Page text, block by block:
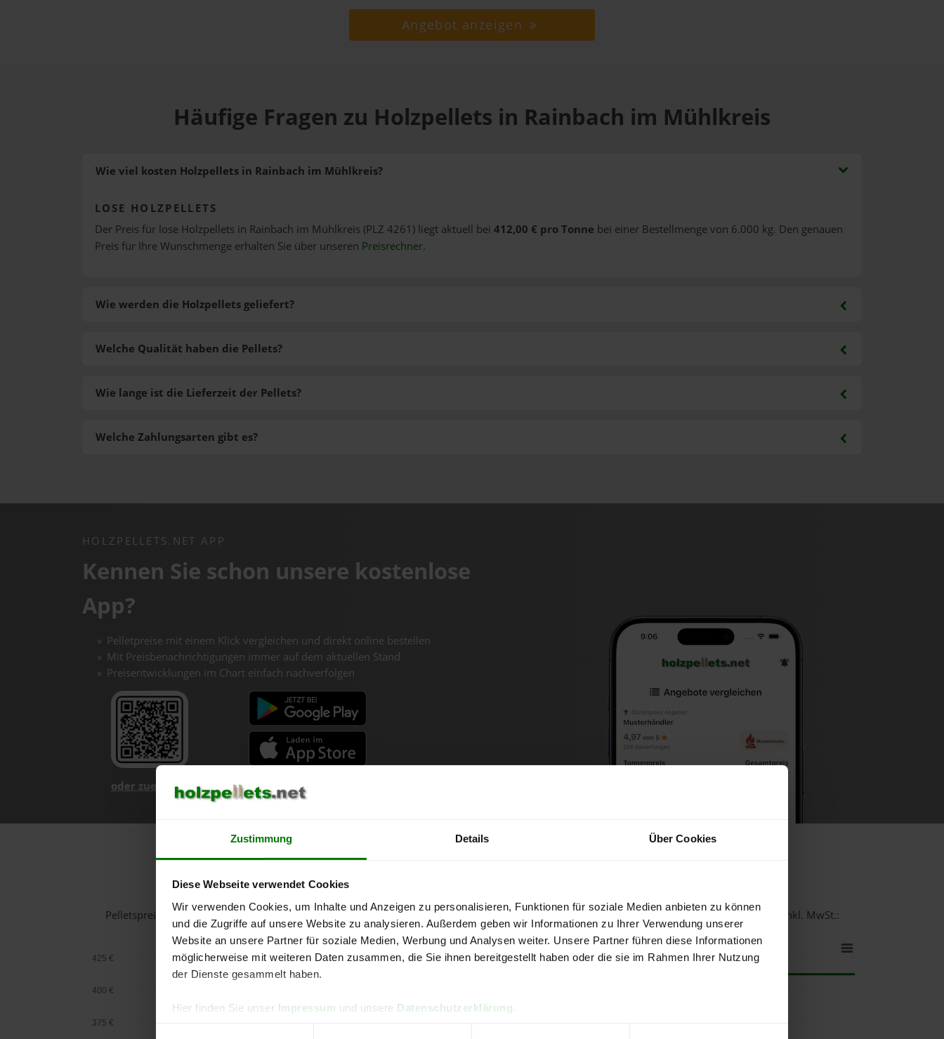
Zustimmung Details Über Cookies
Diese Webseite verwendet Cookies
Wir verwenden Cookies, um Inhalte und Anzeigen zu personalisieren, Funktionen für soziale Medien anbieten zu können
und die Zugriffe auf unsere Website zu analysieren. Außerdem geben wir Informationen zu Ihrer Verwendung unserer
Website an unsere Partner für soziale Medien, Werbung und Analysen weiter. Unsere Partner führen diese Informationen
möglicherweise mit weiteren Daten zusammen, die Sie ihnen bereitgestellt haben oder die sie im Rahmen Ihrer Nutzung
der Dienste gesammelt haben.
Hier finden Sie unser Impressum und unsere Datenschutzerklärung
Angebot anzeigen
Häufige Fragen zu Holzpellets in Rainbach im Mühlkreis
Wie viel kosten Holzpellets in Rainbach im Mühlkreis?
LOSE HOLZPELLETS
Der Preis für lose Holzpellets in Rainbach im Mühlkreis (PLZ 4261) liegt aktuell bei 412,00 € pro Tonne bei einer Bestellmenge von 6.000 kg. Den genauen
Preis für Ihre Wunschmenge erhalten Sie über unseren Preisrechner.
Wie werden die Holzpellets geliefert?
Welche Zahlungsarten gibt es?
Welche Qualität haben die Pellets?
Wie lange ist die Lieferzeit der Pellets?
HOLZPELLETS.NET APP
Kennen Sie schon unsere kostenlose
App?
Pelletpreise mit einem Klick vergleichen und direkt online bestellen
Mit Preisbenachrichtigungen immer auf dem aktuellen Stand
Preisentwicklungen im Chart einfach nachverfolgen
oder zuerst mehr über unsere App erfahren
Holzpellets-Chart für Rainbach im Mühlkreis
Pelletspreise in Rainbach im Mühlkreis für 1 Tonne bei Abnahmevon 6 Tonnen loser Warein DINplus-/ENplus-Qualität bei einer Lieferstelle inkl. MwSt.:
375 €
400 €
425 €